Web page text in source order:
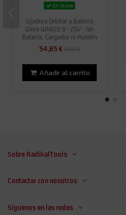
En Stock
Lijadora Orbital a Batería
Worx WX822.9 - 20V - Sin
Bateria, Cargador ni Maletín
54,85 €66,49 €
Añadir al carrito
Sobre RadikalTools
Contactar con nosotros
Síguenos en las redes